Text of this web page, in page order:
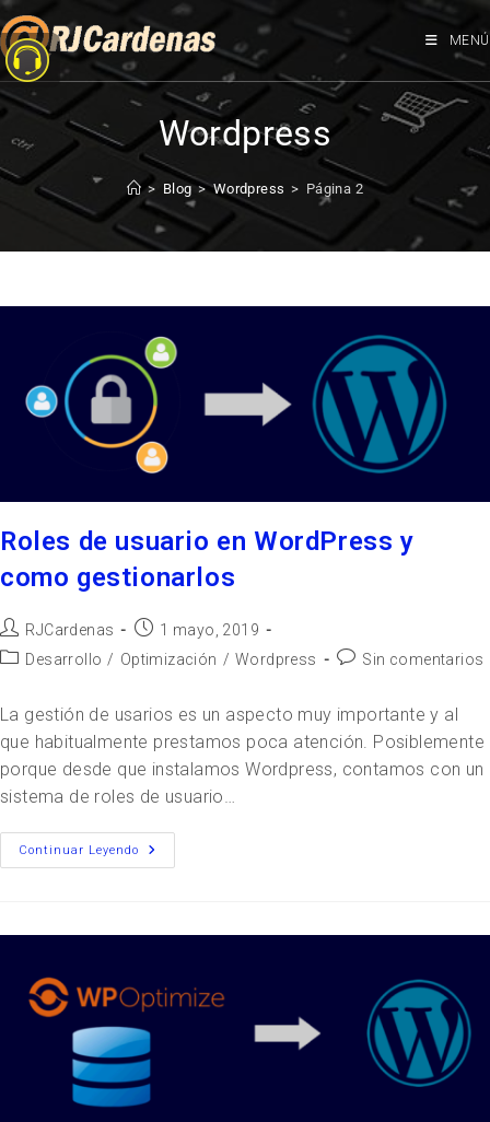
MENÚ
Wordpress
> Blog > Wordpress > Página 2
Roles de usuario en WordPress y
como gestionarlos
RJCardenas
1 mayo, 2019
Desarrollo / Optimización / Wordpress Sin comentarios
La gestión de usarios es un aspecto muy importante y al
que habitualmente prestamos poca atención. Posiblemente
porque desde que instalamos Wordpress, contamos con un
sistema de roles de usuario…
Continuar Leyendo